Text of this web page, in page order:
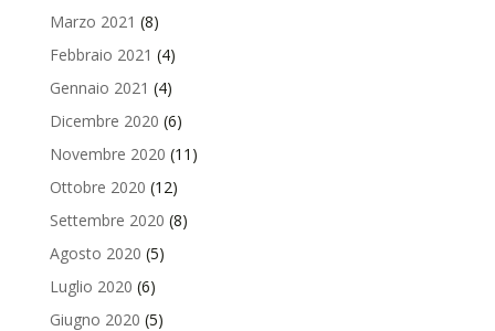
Marzo 2021 (8)
Febbraio 2021 (4)
Gennaio 2021 (4)
Dicembre 2020 (6)
Novembre 2020 (11)
Ottobre 2020 (12)
Settembre 2020 (8)
Agosto 2020 (5)
Luglio 2020 (6)
Giugno 2020 (5)